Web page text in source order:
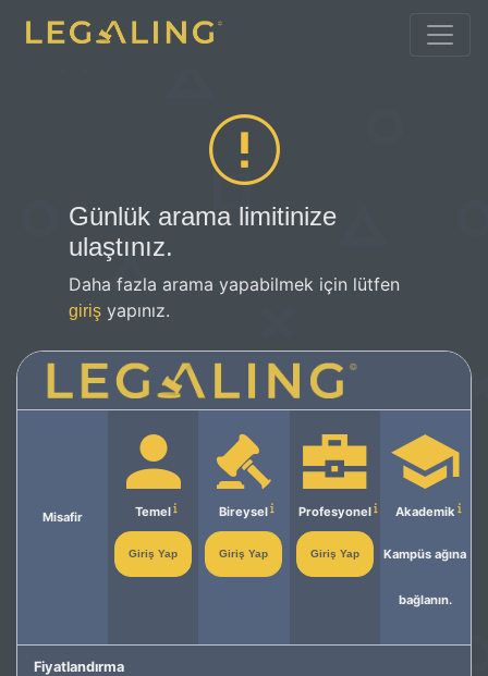
Günlük arama limitinize
ulaştınız.
Daha fazla arama yapabilmek için lütfen
giriş yapınız.
Misafir Temel
Giriş Yap
Bireysel
Giriş Yap
Profesyonel
Giriş Yap
Akademik
Kampüs ağına
bağlanın.
Fiyatlandırma